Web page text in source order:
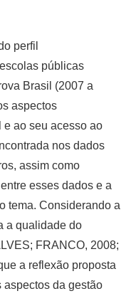
perfil
públicas
Brasil (2007 a
aspectos
ao seu acesso ao
nos dados
assim como
esses dados e a
tema. Considerando a
a qualidade do
FRANCO, 2008;
a reflexão proposta
da gestão